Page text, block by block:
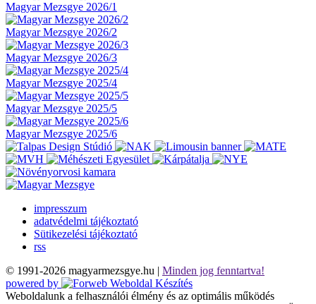
Magyar Mezsgye 2026/1
Magyar Mezsgye 2026/2
Magyar Mezsgye 2026/3
Magyar Mezsgye 2025/4
Magyar Mezsgye 2025/5
Magyar Mezsgye 2025/6
impresszum
adatvédelmi tájékoztató
Sütikezelési tájékoztató
rss
© 1991-2026 magyarmezsgye.hu | Minden jog fenntartva!
powered by
Weboldalunk a felhasználói élmény és az optimális működés